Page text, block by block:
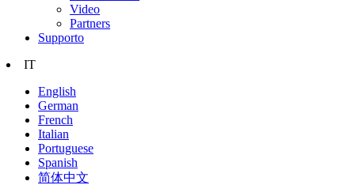
Video
Partners
Supporto
IT
English
German
French
Italian
Portuguese
Spanish
简体中文